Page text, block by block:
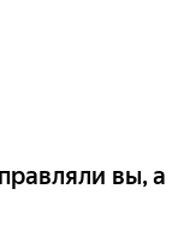
вы, а